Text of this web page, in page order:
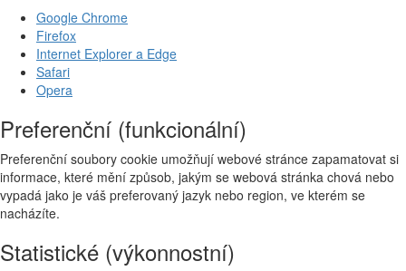
Google Chrome
Firefox
Internet Explorer a Edge
Safari
Opera
Preferenční (funkcionální)
Preferenční soubory cookie umožňují webové stránce zapamatovat si
informace, které mění způsob, jakým se webová stránka chová nebo
vypadá jako je váš preferovaný jazyk nebo region, ve kterém se
nacházíte.
Statistické (výkonnostní)